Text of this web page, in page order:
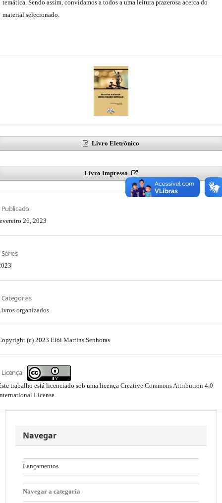
temática. Sendo assim, convidamos a todos a uma leitura prazerosa acerca do
material selecionado.
Livro Eletrônico
Livro Impresso
Publicado
26, 2023
Séries
Categorias
organizados
(c) 2023 Elói Martins Senhoras
Licença
trabalho está licenciado sob uma licença Creative Commons Attribution 4.0
License.
Navegar
Lançamentos
Navegar a categoria